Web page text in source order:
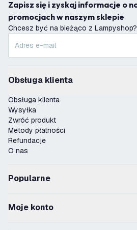
Zapisz się i zyskaj informacje o nowościach i
promocjach w naszym sklepie
Chcesz być na bieżąco z Lampyshop?
Obsługa klienta
Obsługa klienta
Wysyłka
Zwróć produkt
Metody płatności
Refundacje
O nas
Popularne
Moje konto